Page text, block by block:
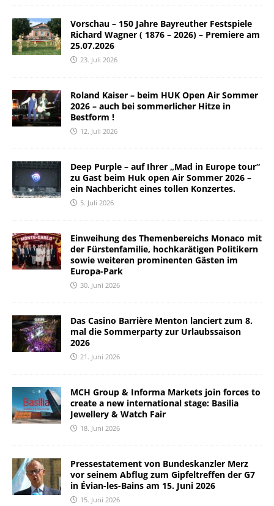
Vorschau – 150 Jahre Bayreuther Festspiele
Richard Wagner ( 1876 – 2026) – Premiere am
25.07.2026
23. Juli 2026
Roland Kaiser – beim HUK Open Air Sommer
2026 – auch bei sommerlicher Hitze in
Bestform !
12. Juli 2026
Deep Purple – auf Ihrer „Mad in Europe tour“
zu Gast beim Huk open Air Sommer 2026 –
ein Nachbericht eines tollen Konzertes.
5. Juli 2026
Einweihung des Themenbereichs Monaco mit
der Fürstenfamilie, hochkarätigen Politikern
sowie weiteren prominenten Gästen im
Europa-Park
30. Juni 2026
Das Casino Barrière Menton lanciert zum 8.
mal die Sommerparty zur Urlaubssaison
2026
21. Juni 2026
MCH Group & Informa Markets join forces to
create a new international stage: Basilia
Jewellery & Watch Fair
18. Juni 2026
Pressestatement von Bundeskanzler Merz
vor seinem Abflug zum Gipfeltreffen der G7
in Évian-les-Bains am 15. Juni 2026
15. Juni 2026